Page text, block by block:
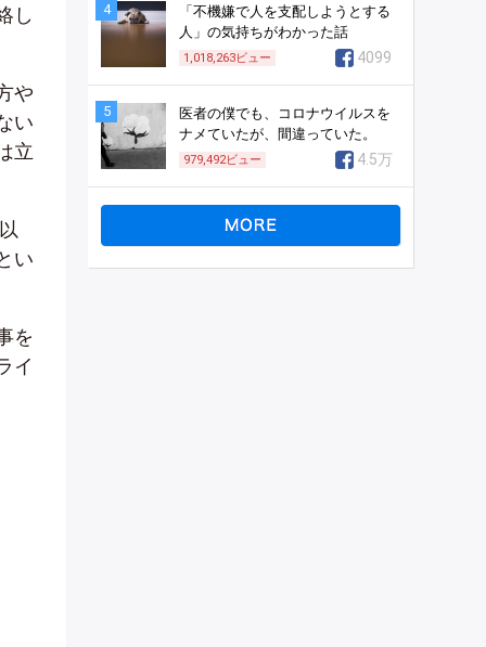
し
や
い
立
い
を
イ
4
「不機嫌で人を支配しようとする
人」の気持ちがわかった話
1,018,263ビュー 4099
5
医者の僕でも、コロナウイルスを
ナメていたが、間違っていた。
979,492ビュー 4.5万